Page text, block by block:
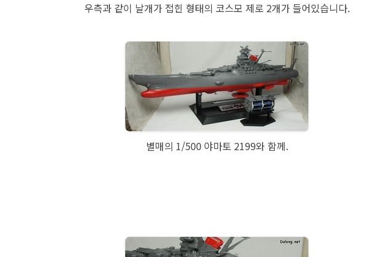
우측과 같이 날개가 접힌 형태의 코스모 제로 2개가 들어있습니다.
별매의 1/500 야마토 2199와 함께.